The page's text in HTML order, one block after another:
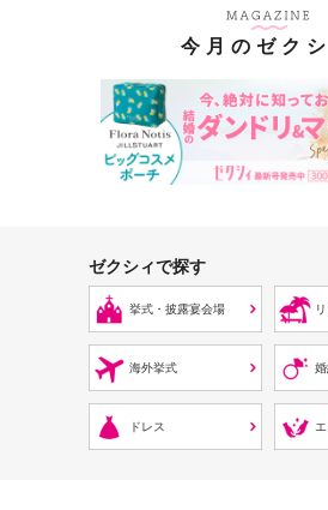
今月のゼク
ゼクシィで探す
挙式・披露宴会場
海外挙式
ドレス